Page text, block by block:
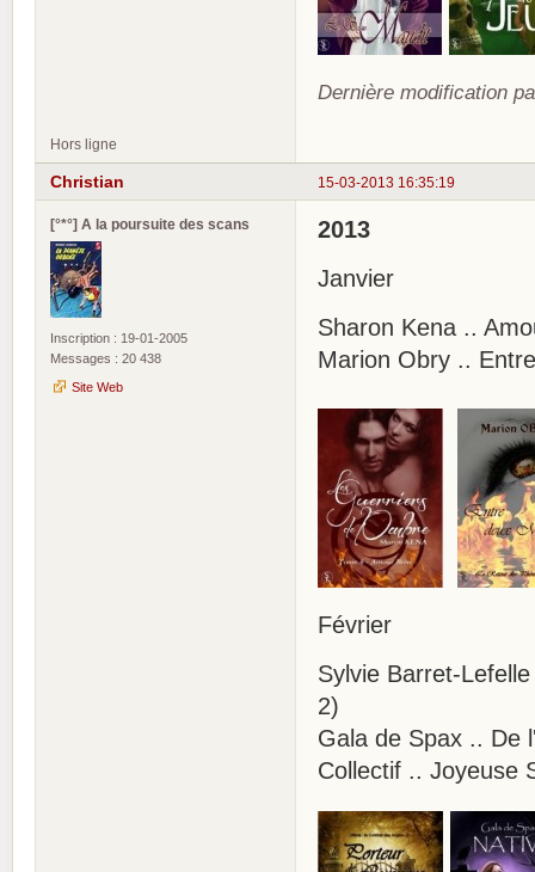
Dernière modification
Hors ligne
15-03-2013 16:35:19
Christian
[°*°] A la poursuite des scans
Inscription : 19-01-2005
Messages : 20 438
Site Web
2013
Janvier
Sharon Kena ..
Marion Obry ..
Février
Sylvie Barret-
2)
Gala de Spax .. De
Collectif ..